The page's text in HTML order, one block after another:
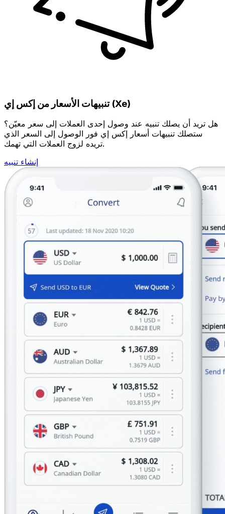
تنبيهات الأسعار من إكس إي (Xe)
هل تريد أن يصلك تنبيه عند وصول إحدى العملات إلى سعر معيّن؟
ستصلك تنبيهات أسعار إكس إي فور الوصول إلى السعر الذي
تريده لزوج العملات التي تهمك.
إنشاء تنبيه